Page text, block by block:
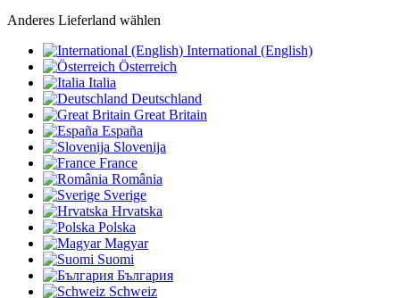
Anderes Lieferland wählen
International (English)
Österreich
Italia
Deutschland
Great Britain
España
Slovenija
France
România
Sverige
Hrvatska
Polska
Magyar
Suomi
България
Schweiz